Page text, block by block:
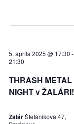
THRASH METAL
NIGHT v ŽALÁRI!
5. apríla 2025 @ 17:30 -
21:30
ŽalárŠtefánikova 47,